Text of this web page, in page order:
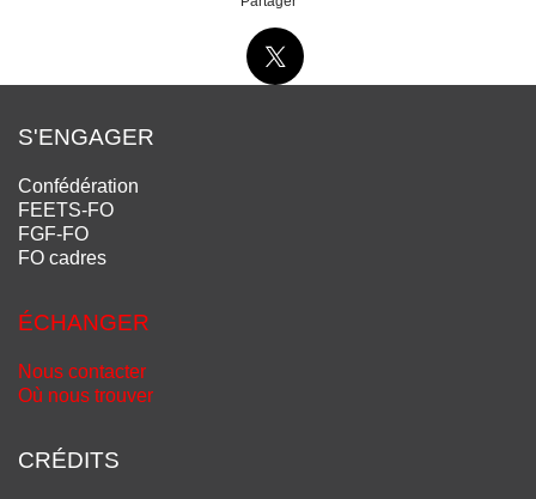
S'ENGAGER
Confédération
FEETS-FO
FGF-FO
FO cadres
ÉCHANGER
Nous contacter
Où nous trouver
CRÉDITS